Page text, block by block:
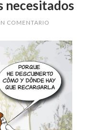
necesitados
COMENTARIO